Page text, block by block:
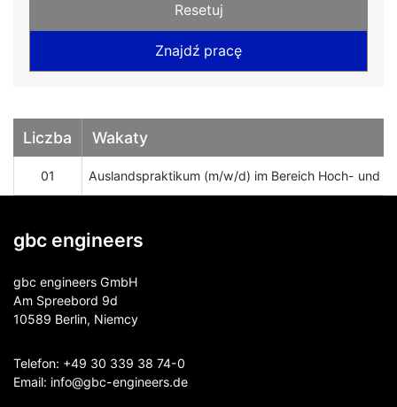
Resetuj
Znajdź pracę
Liczba Wakaty
01 Auslandspraktikum (m/w/d) im Bereich Hoch- und
gbc engineers
gbc engineers GmbH
Am Spreebord 9d
10589 Berlin, Niemcy
Telefon: +49 30 339 38 74-0
Email: info@gbc-engineers.de